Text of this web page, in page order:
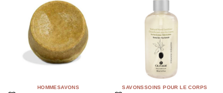
HOMMESAVONS SAVONSSOINS POUR LE CORPS